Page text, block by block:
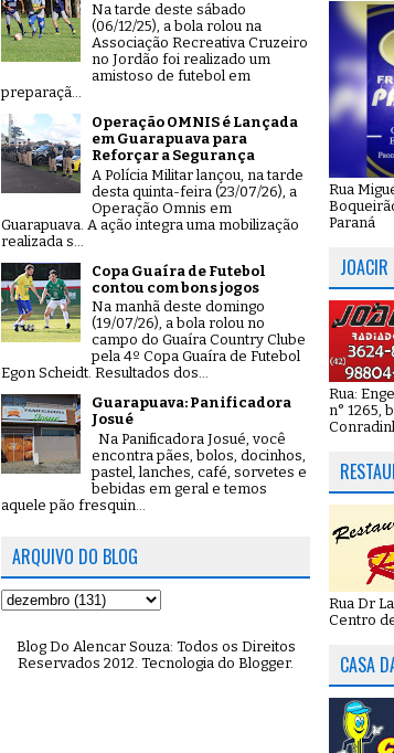
Na tarde deste sábado
(06/12/25), a bola rolou na
Associação Recreativa Cruzeiro
no Jordão foi realizado um
amistoso de futebol em
preparaçã...
Operação OMNIS é Lançada
em Guarapuava para
Reforçar a Segurança
A Polícia Militar lançou, na tarde
desta quinta-feira (23/07/26), a
Operação Omnis em
Guarapuava. A ação integra uma mobilização
realizada s...
Copa Guaíra de Futebol
contou com bons jogos
Na manhã deste domingo
(19/07/26), a bola rolou no
campo do Guaíra Country Clube
pela 4º Copa Guaíra de Futebol
Egon Scheidt. Resultados dos...
Guarapuava: Panificadora
Josué
Na Panificadora Josué, você
encontra pães, bolos, docinhos,
pastel, lanches, café, sorvetes e
bebidas em geral e temos
aquele pão fresquin...
ARQUIVO DO BLOG
Blog Do Alencar Souza: Todos os Direitos
Reservados 2012. Tecnologia do Blogger.
Rua
Paraná
Rua:
n° 1265,
Rua Dr
Centro
CASA